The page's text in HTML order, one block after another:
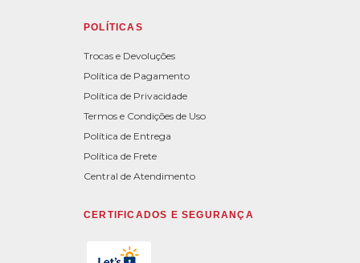
POLÍTICAS
Trocas e Devoluções
Política de Pagamento
Política de Privacidade
Termos e Condições de Uso
Política de Entrega
Política de Frete
Central de Atendimento
CERTIFICADOS E SEGURANÇA